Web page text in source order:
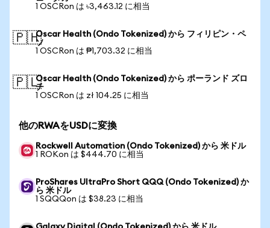
1 OSCRon は ৳3,463.12 に相当
🇵🇭Oscar Health (Ondo Tokenized) から フィリピン・ペ
ソ
1 OSCRon は ₱1,703.32 に相当
🇵🇱Oscar Health (Ondo Tokenized) から ポーランド ズロ
チ
1 OSCRon は zł 104.25 に相当
他のRWAをUSDに変換
Rockwell Automation (Ondo Tokenized) から 米ドル
1 ROKon は $444.70 に相当
ProShares UltraPro Short QQQ (Ondo Tokenized) か
ら 米ドル
1 SQQQon は $38.23 に相当